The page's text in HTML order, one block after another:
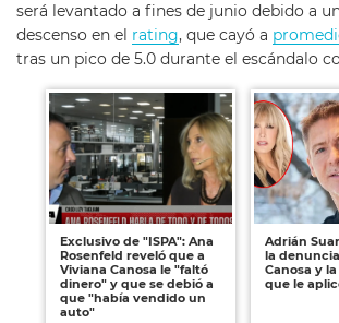
será levantado a fines de junio debido a
descenso en el rating, que cayó a
tras un pico de 5.0 durante el escándalo
Exclusivo de "ISPA": Ana
Rosenfeld reveló que a
Viviana Canosa le "faltó
dinero" y que se debió a
que "había vendido un
auto"
Adrián
la
Canosa y
que le